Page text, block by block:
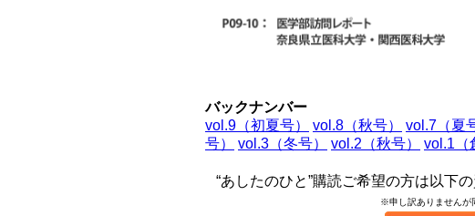
バックナンバー
vol.9（初夏号）
vol.8（秋号） vol.7（夏
号）
vol.3（冬号） vol.2（秋号） vol.1（
“あしたのひと”購読ご希望の方は以下
※申し訳ありませんが